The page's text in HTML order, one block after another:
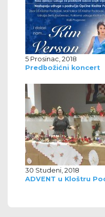
5 Prosinac, 2018
Predbožićni koncert
30 Studeni, 2018
ADVENT u Kloštru